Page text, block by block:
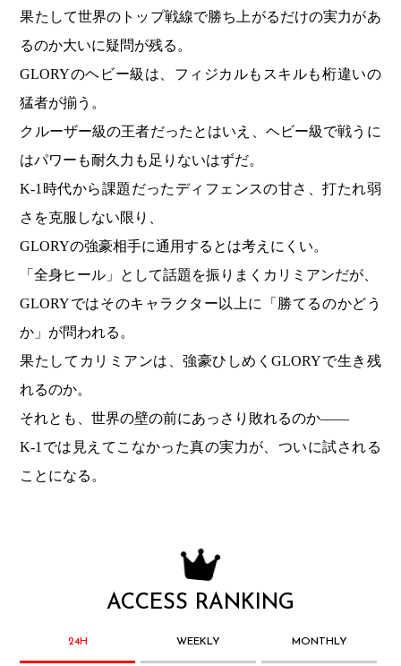
果たして世界のトップ戦線で勝ち上がるだけの実力があ
るのか大いに疑問が残る。
GLORYのヘビー級は、フィジカルもスキルも桁違いの
猛者が揃う。
クルーザー級の王者だったとはいえ、ヘビー級で戦うに
はパワーも耐久力も足りないはずだ。
K-1時代から課題だったディフェンスの甘さ、打たれ弱
さを克服しない限り、
GLORYの強豪相手に通用するとは考えにくい。
「全身ヒール」として話題を振りまくカリミアンだが、
GLORYではそのキャラクター以上に「勝てるのかどう
か」が問われる。
果たしてカリミアンは、強豪ひしめくGLORYで生き残
れるのか。
それとも、世界の壁の前にあっさり敗れるのか——
K-1では見えてこなかった真の実力が、ついに試される
ことになる。
ACCESS RANKING
24H WEEKLY MONTHLY